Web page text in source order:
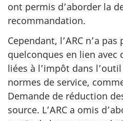
ont permis d’aborder la
recommandation.
Cependant, l’ARC n’a
quelconques en lien avec
liées à l’impôt dans
normes de service,
Demande de réduction
source. L’ARC a omis